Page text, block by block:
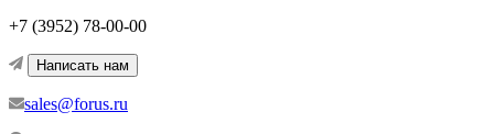
+7 (3952) 78-00-00
Написать нам
sales@forus.ru